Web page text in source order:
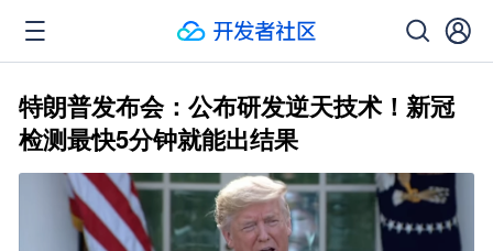
特朗普发布会：公布研发逆天技术！新冠
检测最快5分钟就能出结果